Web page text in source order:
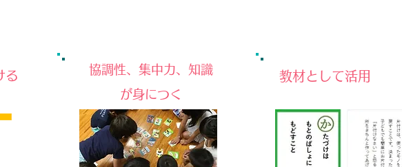
る
​協調性、集中力、知識
が身につく
​教材として活用